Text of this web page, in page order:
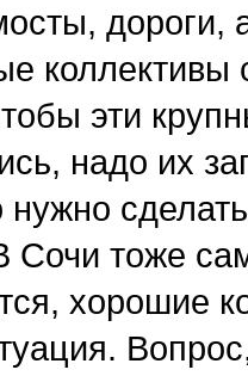
дороги,
коллективы
эти
надо их
нужно
Сочи тоже
хорошие